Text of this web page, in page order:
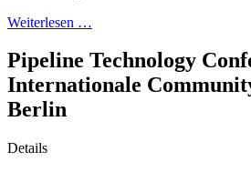
Weiterlesen …
Pipeline Technology
Internationale
Berlin
Details